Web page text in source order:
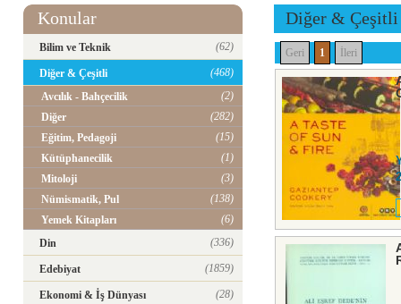
Konular
Bilim ve Teknik (62)
Diğer & Çeşitli
(468)
Avcılık - Bahçecilik
(2)
Diğer
(282)
Eğitim, Pedagoji
(15)
Kütüphanecilik
(1)
Mitoloji
(3)
Nümismatik, Pul
(138)
Yemek Kitapları
(6)
Din
(336)
Edebiyat (1859)
Ekonomi & İş Dünyası (28)
Diğer & Çeşitli
Geri 1 İleri